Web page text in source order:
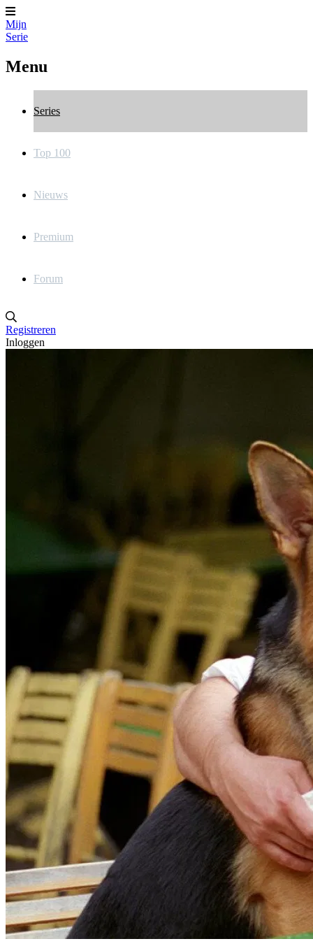
Mijn
Serie
Menu
Series
Top 100
Nieuws
Premium
Forum
Registreren
Inloggen